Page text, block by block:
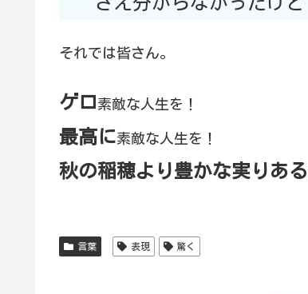
それでは皆さん。
ゲロ 素敵な人生を！
最高に素敵な人生を！
秋の稲穂より豊かな実りある
言葉 表現 驚く